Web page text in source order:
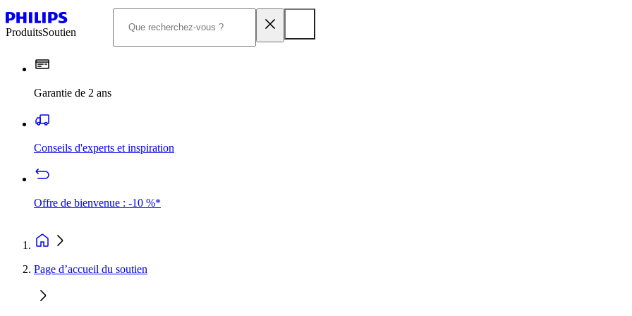
ProduitsSoutien
Garantie de 2 ans
Conseils d'experts et inspiration
Offre de bienvenue : -10 %*
Page d’accueil du soutien